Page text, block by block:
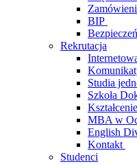
BIP
Rekrutacja
Studia
Szkoła
MBA w
English
Kontakt
Studenci